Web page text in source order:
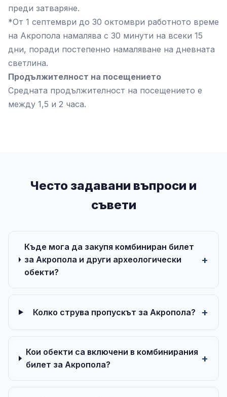
преди затваряне.
*От 1 септември до 30 октомври работното време
на Акропола намалява с 30 минути на всеки 15
дни, поради постепенно намаляване на дневната
светлина.
Продължителност на посещението
Средната продължителност на посещението е
между 1,5 и 2 часа.
Често задавани въпроси и
съвети
Къде мога да закупя комбиниран билет
за Акропола и други археологически
обекти?
Колко струва пропускът за Акропола?
Кои обекти са включени в комбинирания
билет за Акропола?